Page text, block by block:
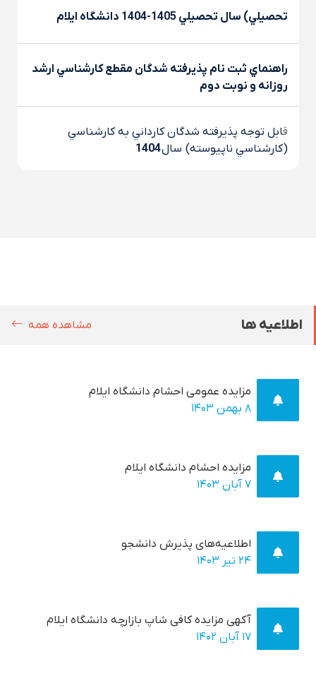
تحصيلي) سال تحصيلي 1405-1404 دانشگاه ايلام
راهنماي ثبت نام پذيرفته شدگان مقطع کارشناسي ارشد
روزانه و نوبت دوم
قابل توجه پذيرفته شدگان کارداني به کارشناسي
(کارشناسي ناپيوسته) سال1404
اطلاعیه ها مشاهده همه
مزایده عمومی احشام دانشگاه ایلام
۸ بهمن ۱۴۰۳
مزایده احشام دانشگاه ایلام
۷ آبان ۱۴۰۳
اطلاعیه‌های پذیرش دانشجو
۲۴ تير ۱۴۰۳
آکهی مزایده کافی شاپ بازارچه دانشگاه ایلام
۱۷ آبان ۱۴۰۲